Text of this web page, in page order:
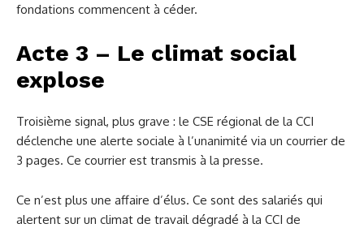
fondations commencent à céder.
Acte 3 – Le climat social
explose
Troisième signal, plus grave : le CSE régional de la CCI
déclenche une alerte sociale à l’unanimité via un courrier de
3 pages. Ce courrier est transmis à la presse.
Ce n’est plus une affaire d’élus. Ce sont des salariés qui
alertent sur un climat de travail dégradé à la CCI de